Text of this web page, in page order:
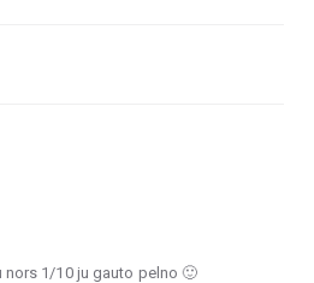
1/10 ju gauto pelno 🙂